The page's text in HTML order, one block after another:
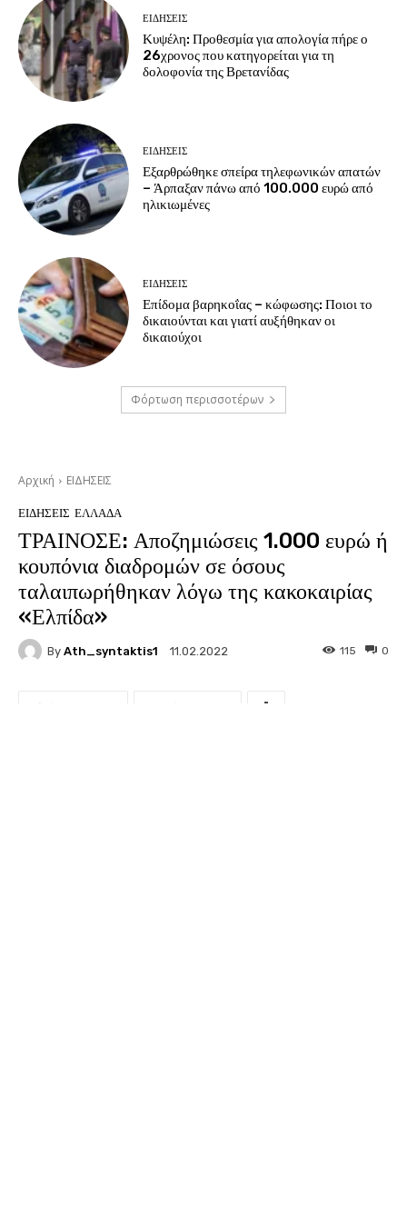
ΕΙΔΗΣΕΙΣ
Κυψέλη: Προθεσμία για απολογία πήρε ο
26χρονος που κατηγορείται για τη
δολοφονία της Βρετανίδας
ΕΙΔΗΣΕΙΣ
Εξαρθρώθηκε σπείρα τηλεφωνικών απατών
– Άρπαξαν πάνω από 100.000 ευρώ από
ηλικιωμένες
ΕΙΔΗΣΕΙΣ
Επίδομα βαρηκοΐας – κώφωσης: Ποιοι το
δικαιούνται και γιατί αυξήθηκαν οι
δικαιούχοι
Φόρτωση περισσοτέρων